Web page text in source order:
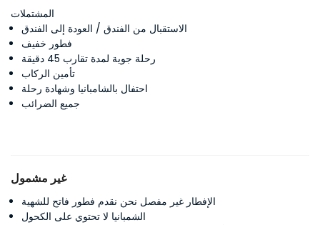
المشتملات
الاستقبال من الفندق / العودة إلى الفندق
فطور خفيف
رحلة جوية لمدة تقارب 45 دقيقة
تأمين الركاب
احتفال بالشامبانيا وشهادة رحلة
جميع الضرائب
غير مشمول
الإفطار غير مفصل نحن نقدم فطور فاتح للشهية
الشمبانيا لا تحتوي على الكحول